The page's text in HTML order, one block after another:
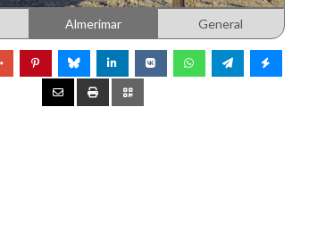
Almerimar General